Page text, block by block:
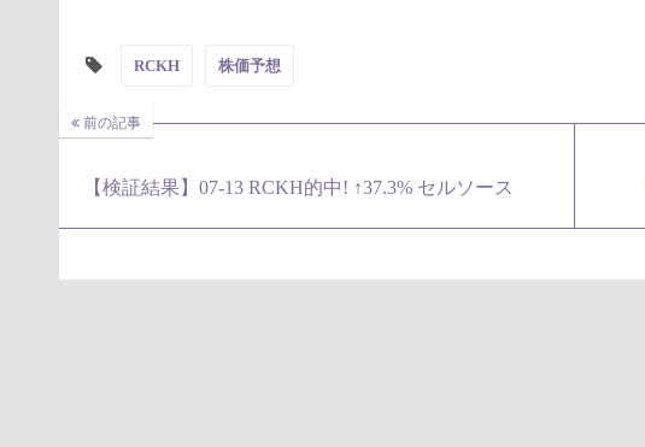
RCKH 株価予想
前の記事
【検証結果】07-13 RCKH的中! ↑37.3% セルソース